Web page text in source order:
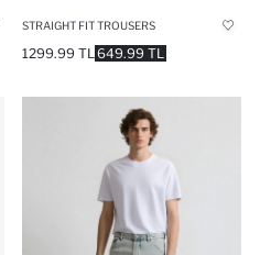
STRAIGHT FIT TROUSERS
649.99 TL
1299.99 TL